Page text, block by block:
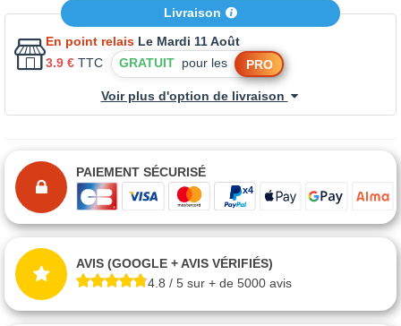
Livraison
En point relais Le Mardi 11 Août
3.9 € TTC GRATUIT pour les PRO
Voir plus d'option de livraison
PAIEMENT SÉCURISÉ
AVIS (GOOGLE + AVIS VÉRIFIÉS)
4.8 / 5 sur + de 5000 avis